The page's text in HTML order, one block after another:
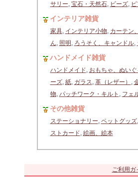
サリー, 宝石・天然石, ビーズ,
インテリア雑貨
家具, インテリア小物, カーテン
ん, 照明 , ろうそく、キャンドル,
ハンドメイド雑貨
ハンドメイド, おもちゃ、ぬい
ーズ, 紙, ガラス, 革（レザー） ,
物, パッチワーク・キルト , フェ
その他雑貨
ステーショナリー, ペットグッズ,
ストカード, 絵画、絵本
ご利用ガ